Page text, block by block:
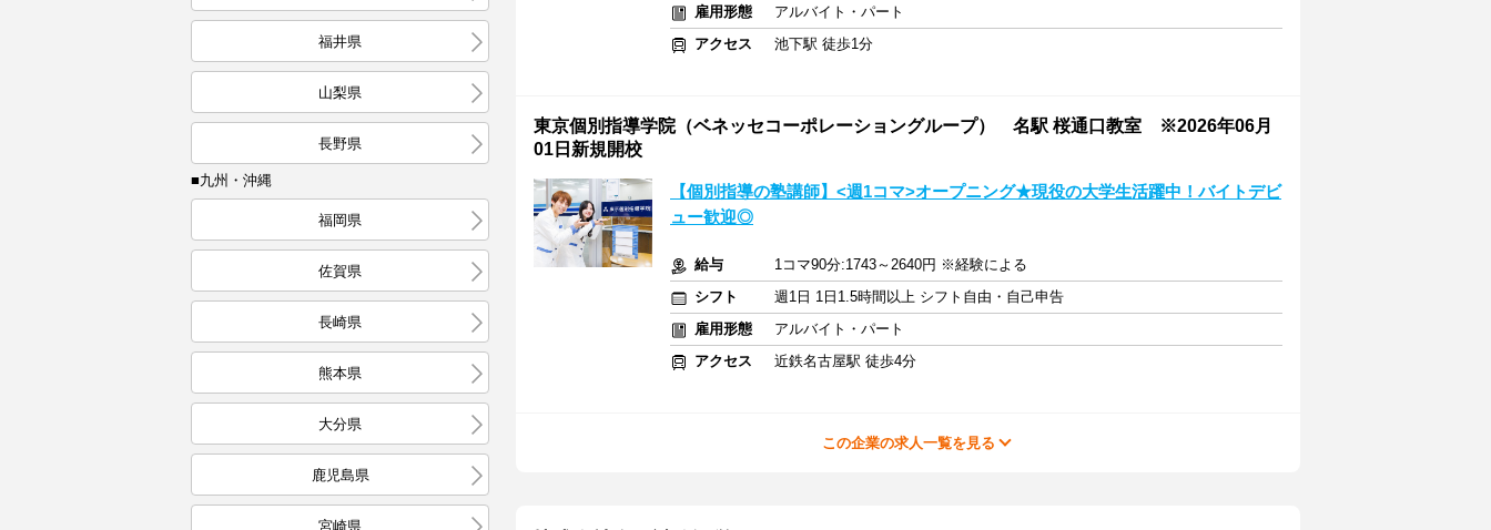
福井県
山梨県
長野県
■九州・沖縄
福岡県
佐賀県
長崎県
熊本県
大分県
鹿児島県
宮崎県
雇用形態
アルバイト・パート
アクセス
池下駅 徒歩1分
東京個別指導学院（ベネッセコーポレーショングループ） 名駅 桜通口教室 ※2026年06月
01日新規開校
【個別指導の塾講師】<週1コマ>オープニング★現役の大学生活躍中！バイトデビ
ュー歓迎◎
給与
1コマ90分:1743～2640円 ※経験による
シフト
週1日 1日1.5時間以上 シフト自由・自己申告
雇用形態
アルバイト・パート
アクセス
近鉄名古屋駅 徒歩4分
この企業の求人一覧を見る